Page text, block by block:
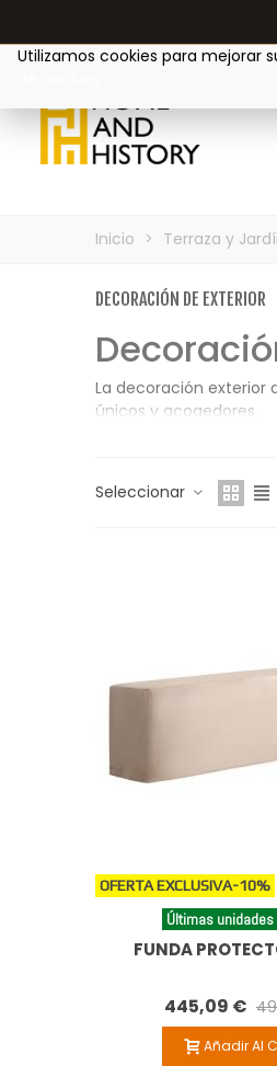
Inicio > Terraza y
DECORACIÓN DE EXTERIOR
La decoración exterior
únicos y acogedores.
Seleccionar
OFERTA EXCLUSIVA-10%
Últimas
FUNDA
445,09 €
Añadir Al
Utilizamos cookies para mejorar